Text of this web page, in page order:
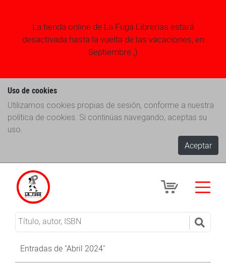
La tienda online de La Fuga Librerias estará
desactivada hasta la vuelta de las vacaciones, en
Septiembre ;)
Uso de cookies
Utilizamos cookies propias de sesión, conforme a nuestra
política de cookies. Si continúas navegando, aceptas su
uso.
Aceptar
Entradas de "Abril 2024"